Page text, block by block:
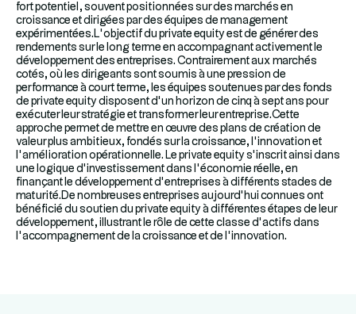
fort potentiel, souvent positionnées sur des marchés en
croissance et dirigées par des équipes de management
expérimentées.L’objectif du private equity est de générer des
rendements sur le long terme en accompagnant activement le
développement des entreprises. Contrairement aux marchés
cotés, où les dirigeants sont soumis à une pression de
performance à court terme, les équipes soutenues par des fonds
de private equity disposent d’un horizon de cinq à sept ans pour
exécuter leur stratégie et transformer leur entreprise.Cette
approche permet de mettre en œuvre des plans de création de
valeur plus ambitieux, fondés sur la croissance, l’innovation et
l’amélioration opérationnelle. Le private equity s’inscrit ainsi dans
une logique d’investissement dans l’économie réelle, en
finançant le développement d’entreprises à différents stades de
maturité.De nombreuses entreprises aujourd’hui connues ont
bénéficié du soutien du private equity à différentes étapes de leur
développement, illustrant le rôle de cette classe d’actifs dans
l’accompagnement de la croissance et de l’innovation.